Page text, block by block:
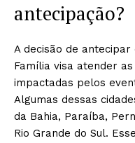
antecipação?
A decisão de
Família visa atender
impactadas pelos
Algumas dessas
da Bahia, Paraíba,
Rio Grande do Sul.